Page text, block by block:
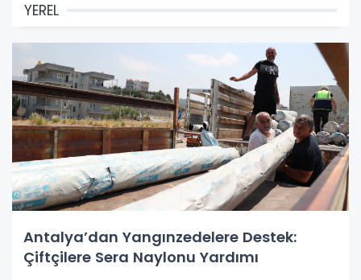
YEREL
Antalya’dan Yangınzedelere Destek:
Çiftçilere Sera Naylonu Yardımı